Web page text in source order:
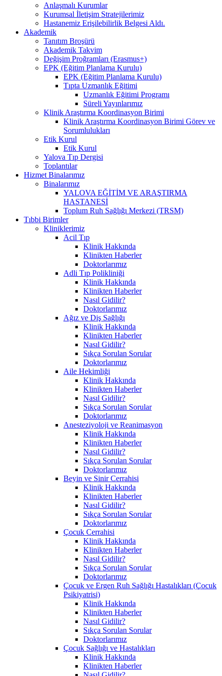
Anlaşmalı Kurumlar
Kurumsal İletişim Stratejilerimiz
Hastanemiz Erişilebilirlik Belgesi Aldı.
Akademik
Tanıtım Broşürü
Akademik Takvim
Değişim Proğramları (Erasmus+)
EPK (Eğitim Planlama Kurulu)
EPK (Eğitim Planlama Kurulu)
Tıpta Uzmanlık Eğitimi
Uzmanlık Eğitimi Programı
Süreli Yayınlarımız
Klinik Araştırma Koordinasyon Birimi
Klinik Araştırma Koordinasyon Birimi Görev ve
Sorumlulukları
Etik Kurul
Etik Kurul
Yalova Tıp Dergisi
Toplantılar
Hizmet Binalarımız
Binalarımız
YALOVA EĞİTİM VE ARAŞTIRMA
HASTANESİ
Toplum Ruh Sağlığı Merkezi (TRSM)
Tıbbi Birimler
Kliniklerimiz
Acil Tıp
Klinik Hakkında
Klinikten Haberler
Doktorlarımız
Adli Tıp Polikliniği
Klinik Hakkında
Klinikten Haberler
Nasıl Gidilir?
Doktorlarımız
Ağız ve Diş Sağlığı
Klinik Hakkında
Klinikten Haberler
Nasıl Gidilir?
Sıkça Sorulan Sorular
Doktorlarımız
Aile Hekimliği
Klinik Hakkında
Klinikten Haberler
Nasıl Gidilir?
Sıkça Sorulan Sorular
Doktorlarımız
Anesteziyoloji ve Reanimasyon
Klinik Hakkında
Klinikten Haberler
Nasıl Gidilir?
Sıkça Sorulan Sorular
Doktorlarımız
Beyin ve Sinir Cerrahisi
Klinik Hakkında
Klinikten Haberler
Nasıl Gidilir?
Sıkça Sorulan Sorular
Doktorlarımız
Çocuk Cerrahisi
Klinik Hakkında
Klinikten Haberler
Nasıl Gidilir?
Sıkça Sorulan Sorular
Doktorlarımız
Çocuk ve Ergen Ruh Sağlığı Hastalıkları (Çocuk
Psikiyatrisi)
Klinik Hakkında
Klinikten Haberler
Nasıl Gidilir?
Sıkça Sorulan Sorular
Doktorlarımız
Çocuk Sağlığı ve Hastalıkları
Klinik Hakkında
Klinikten Haberler